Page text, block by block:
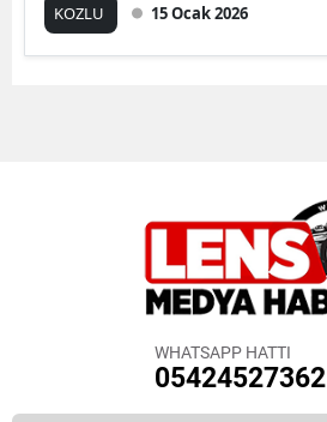
KOZLU 15 Ocak 2026
WHATSAPP HATTI
05424527362